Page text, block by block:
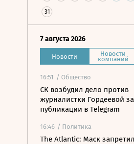
31
7 августа 2026
Новости Новости
компаний
16:51 / Общество
СК возбудил дело против
журналистки Гордеевой за
публикации в Telegram
16:46 / Политика
The Atlantic: Маск запретил